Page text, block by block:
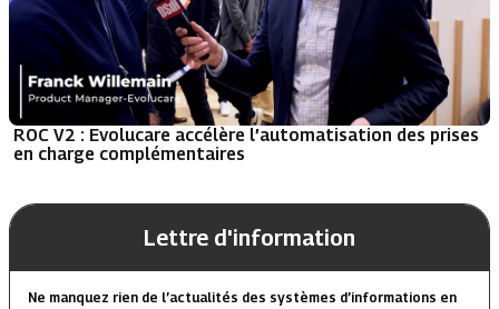
ROC V2 : Evolucare accélère l’automatisation des prises
en charge complémentaires
Lettre d'information
Ne manquez rien de l’actualités des systèmes d’informations en